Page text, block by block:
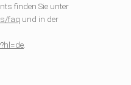
finden Sie unter
faq und in der